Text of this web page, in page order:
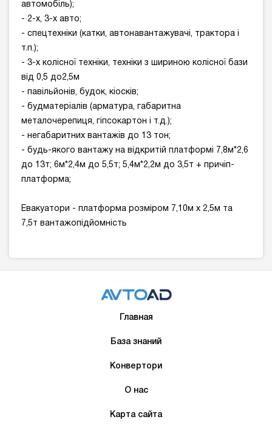
автомобіль);
- 2-х, 3-х авто;
- спецтехніки (катки, автонавантажувачі, трактора і
т.п.);
- 3-х колісної техніки, техніки з шириною колісної бази
від 0,5 до2,5м
- павільйонів, будок, кіосків;
- будматеріалів (арматура, габаритна
металочерепиця, гіпсокартон і т.д.);
- негабаритних вантажів до 13 тон;
- будь-якого вантажу на відкритій платформі 7,8м*2,6
до 13т; 6м*2,4м до 5,5т; 5,4м*2,2м до 3,5т + причіп-
платформа;
Евакуатори - платформа розміром 7,10м х 2,5м та
7,5т вантажопідйомність
Главная
База знаний
Конвертори
О нас
Карта сайта